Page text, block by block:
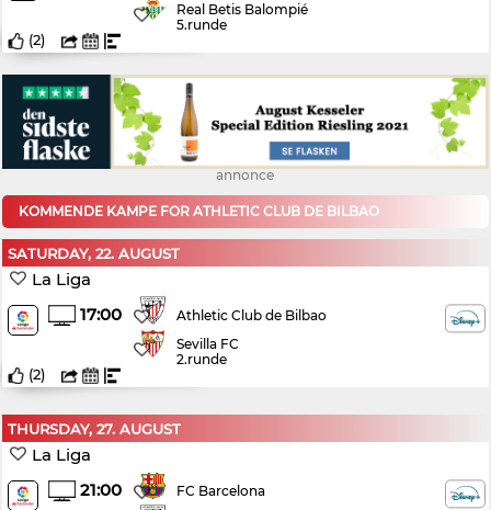
Real Betis Balompié
5.runde
(2)
annonce
KOMMENDE KAMPE FOR ATHLETIC CLUB DE BILBAO
SATURDAY, 22. AUGUST
La Liga
17:00
Athletic Club de Bilbao
Sevilla FC
2.runde
(2)
THURSDAY, 27. AUGUST
La Liga
21:00
FC Barcelona